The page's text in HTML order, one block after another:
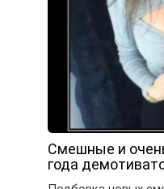
Смешные и
года